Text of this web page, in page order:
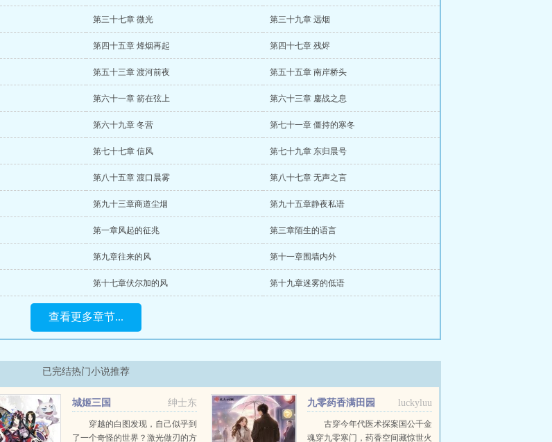
第三十七章 微光 第三十九章 远烟
第四十五章 烽烟再起 第四十七章 残烬
第五十三章 渡河前夜 第五十五章 南岸桥头
第六十一章 箭在弦上 第六十三章 鏖战之息
第六十九章 冬营 第七十一章 僵持的寒冬
第七十七章 信风 第七十九章 东归晨号
第八十五章 渡口晨雾 第八十七章 无声之言
第九十三章商道尘烟 第九十五章静夜私语
第一章风起的征兆 第三章陌生的语言
第九章往来的风 第十一章围墙内外
第十七章伏尔加的风 第十九章迷雾的低语
查看更多章节...
已完结热门小说推荐
绅士东
城姬三国
穿越的白图发现，自己似乎到
了一个奇怪的世界？激光做刃的方
luckyluu
九零药香满田园
古穿今年代医术探案国公千金
魂穿九零寒门，药香空间藏惊世火